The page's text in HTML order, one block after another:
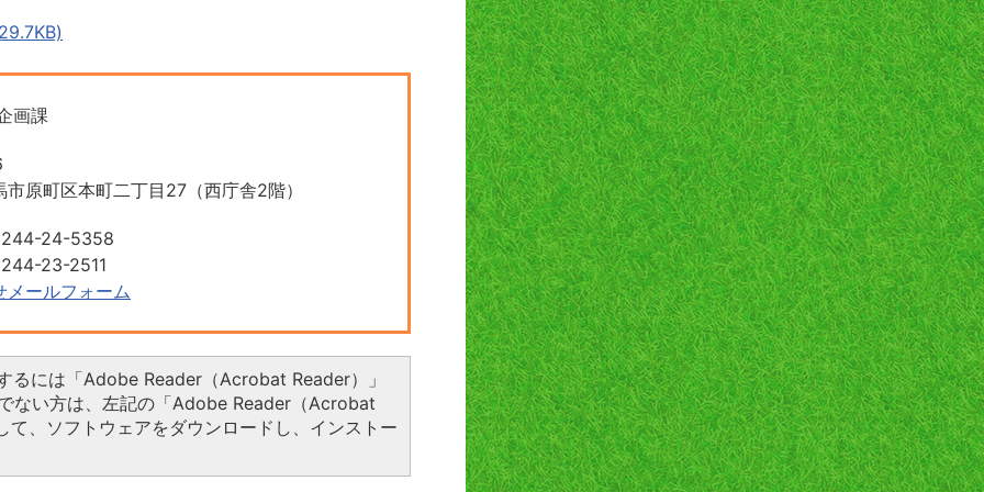
画課
原町区本町二丁目27（西庁舎2階）
24-5358
23-2511
メールフォーム
るには「Adobe Reader（Acrobat Reader）」
ない方は、左記の「Adobe Reader（Acrobat
、ソフトウェアをダウンロードし、インストー